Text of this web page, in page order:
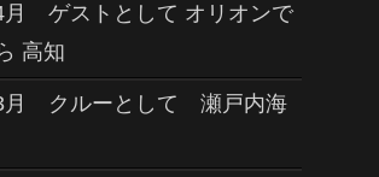
月 ゲストとして オリオンで
高知
月 クルーとして 瀬戸内海